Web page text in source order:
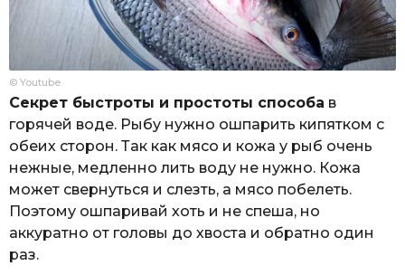
© Youtube
Секрет быстроты и простоты способа в
горячей воде. Рыбу нужно ошпарить кипятком с
обеих сторон. Так как мясо и кожа у рыб очень
нежные, медленно лить воду не нужно. Кожа
может свернуться и слезть, а мясо побелеть.
Поэтому ошпаривай хоть и не спеша, но
аккуратно от головы до хвоста и обратно один
раз.